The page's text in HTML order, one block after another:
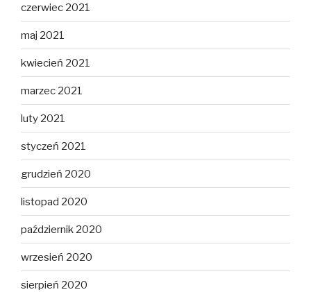
czerwiec 2021
maj 2021
kwiecień 2021
marzec 2021
luty 2021
styczeń 2021
grudzień 2020
listopad 2020
październik 2020
wrzesień 2020
sierpień 2020